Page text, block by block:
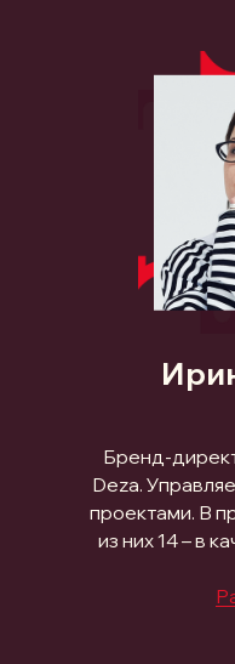
Бренд-
Deza.
проектами. В
из них 14 – в